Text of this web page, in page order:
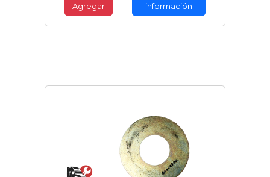
Agregar
información